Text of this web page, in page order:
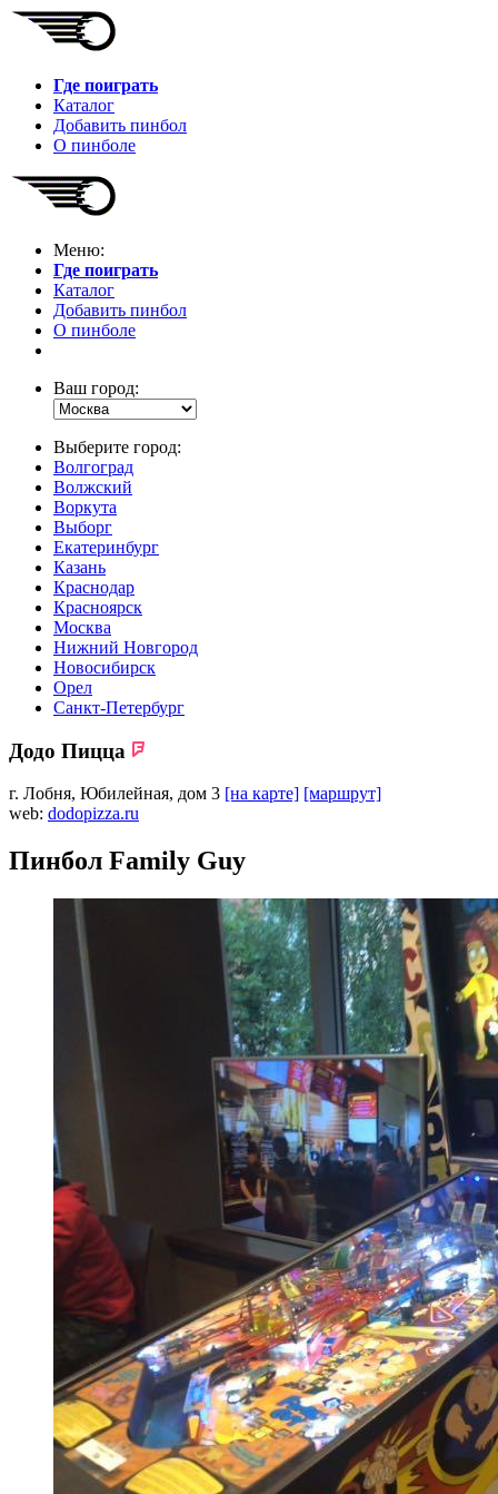
Где поиграть
Каталог
Добавить пинбол
О пинболе
Меню:
Где поиграть
Каталог
Добавить пинбол
О пинболе
Ваш город:
Выберите город:
Волгоград
Волжский
Воркута
Выборг
Екатеринбург
Казань
Краснодар
Красноярск
Москва
Нижний Новгород
Новосибирск
Орел
Санкт-Петербург
Додо Пицца
г. Лобня, Юбилейная, дом 3 [на карте] [маршрут]
web: dodopizza.ru
Пинбол Family Guy